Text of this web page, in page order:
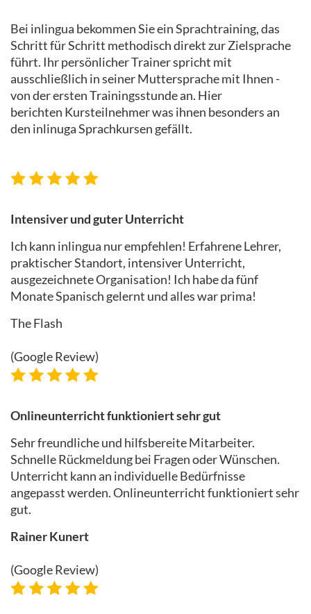
Bei inlingua bekommen Sie ein Sprachtraining, das
Schritt für Schritt methodisch direkt zur Zielsprache
führt. Ihr persönlicher Trainer spricht mit
ausschließlich in seiner Muttersprache mit Ihnen -
von der ersten Trainingsstunde an. Hier
berichten Kursteilnehmer was ihnen besonders an
den inlinuga Sprachkursen gefällt.
Intensiver und guter Unterricht
Ich kann inlingua nur empfehlen! Erfahrene Lehrer,
praktischer Standort, intensiver Unterricht,
ausgezeichnete Organisation! Ich habe da fünf
Monate Spanisch gelernt und alles war prima!
The Flash
(Google Review)
Onlineunterricht funktioniert sehr gut
Sehr freundliche und hilfsbereite Mitarbeiter.
Schnelle Rückmeldung bei Fragen oder Wünschen.
Unterricht kann an individuelle Bedürfnisse
angepasst werden. Onlineunterricht funktioniert sehr
gut.
Rainer Kunert
(Google Review)